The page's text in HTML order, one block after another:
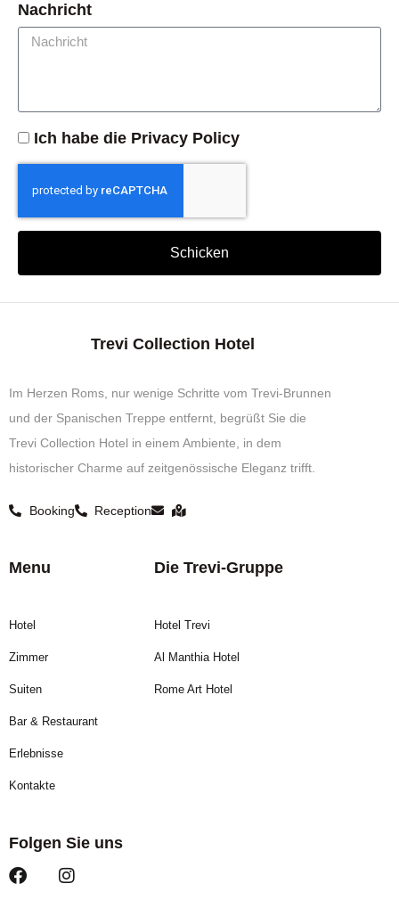
Nachricht
Ich habe die Privacy Policy
Schicken
Trevi Collection Hotel
Im Herzen Roms, nur wenige Schritte vom Trevi-Brunnen
und der Spanischen Treppe entfernt, begrüßt Sie die
Trevi Collection Hotel in einem Ambiente, in dem
historischer Charme auf zeitgenössische Eleganz trifft.
Booking Reception
Menu
Hotel
Zimmer
Suiten
Bar & Restaurant
Erlebnisse
Kontakte
Die Trevi-Gruppe
Hotel Trevi
Al Manthia Hotel
Rome Art Hotel
Folgen Sie uns